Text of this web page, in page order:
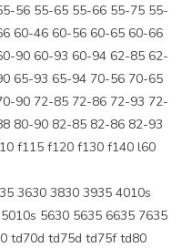
56 55-65 55-66 55-75 55-
60-46 60-56 60-65 60-66
90 60-93 60-94 62-85 62-
65-93 65-94 70-56 70-65
90 72-85 72-86 72-93 72-
80-90 82-85 82-86 82-93
f115 f120 f130 f140 l60
3630 3830 3935 4010s
5630 5635 6635 7635
td70d td75d td75f td80